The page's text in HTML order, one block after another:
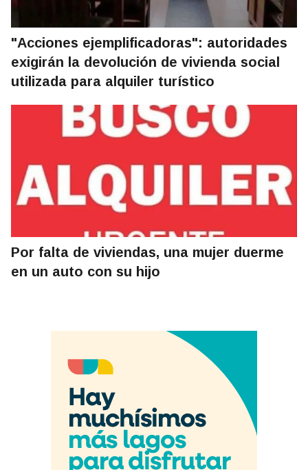
"Acciones ejemplificadoras": autoridades
exigirán la devolución de vivienda social
utilizada para alquiler turístico
Por falta de viviendas, una mujer duerme
en un auto con su hijo